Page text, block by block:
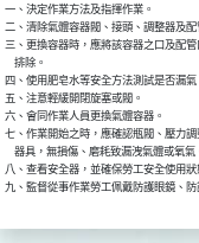
一、決定作業方法及指揮作業。
二、清除氣體容器閥、接頭、調整器及配
三、更換容器時，應將該容器之口及配
    排除。
四、使用肥皂水等安全方法測試是否漏氣
五、注意輕緩開閉旋塞或閥。
六、會同作業人員更換氣體容器。
七、作業開始之時，應確認瓶閥、壓力
器具，無損傷、磨耗致漏洩氣體或氧氣
八、查看安全器，並確保勞工安全使用狀
九、監督從事作業勞工佩戴防護眼鏡、防